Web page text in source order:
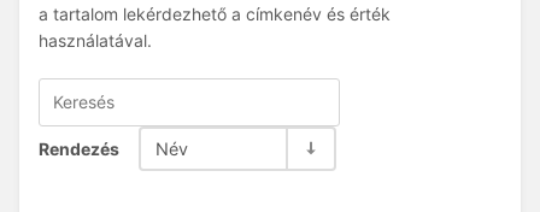
a tartalom lekérdezhető a címkenév és érték
használatával.
Rendezés Név